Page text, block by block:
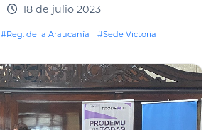
18 de julio 2023
#Reg. de la Araucanía #Sede Victoria